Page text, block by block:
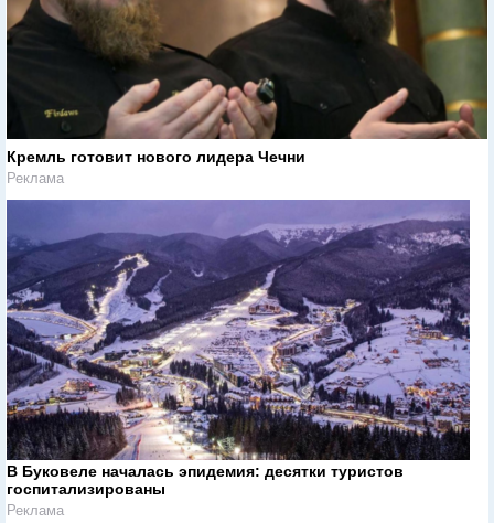
Кремль готовит нового лидера Чечни
Реклама
В Буковеле началась эпидемия: десятки туристов
госпитализированы
Реклама